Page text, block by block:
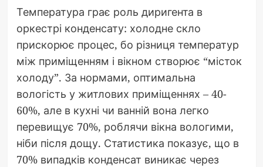
Температура грає роль диригента в
оркестрі конденсату: холодне скло
прискорює процес, бо різниця температур
між приміщенням і вікном створює “місток
холоду”. За нормами, оптимальна
вологість у житлових приміщеннях – 40-
60%, але в кухні чи ванній вона легко
перевищує 70%, роблячи вікна вологими,
ніби після дощу. Статистика показує, що в
70% випадків конденсат виникає через